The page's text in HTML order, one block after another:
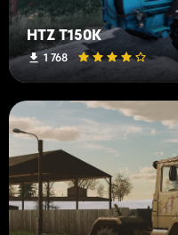
HTZ T150K
1 768